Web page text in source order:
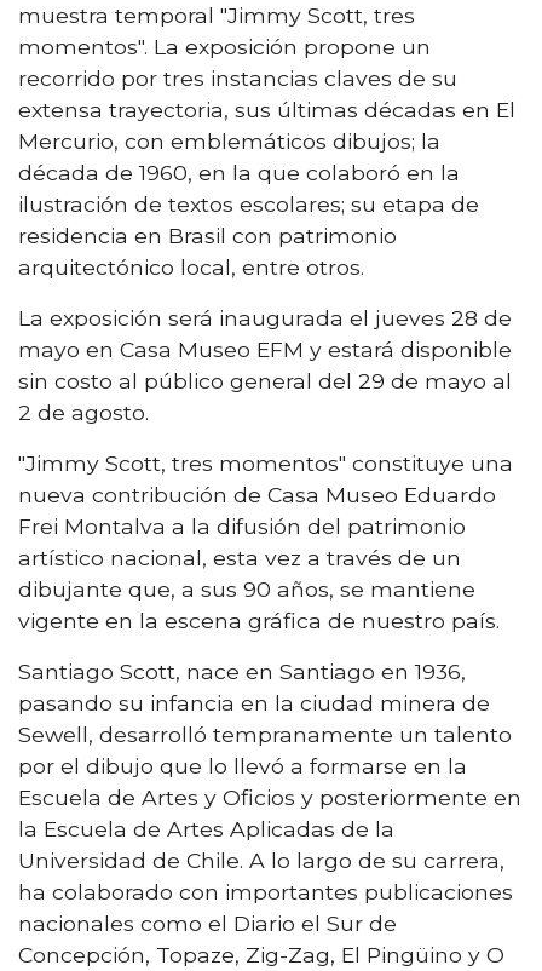
muestra temporal "Jimmy Scott, tres
momentos". La exposición propone un
recorrido por tres instancias claves de su
extensa trayectoria, sus últimas décadas en El
Mercurio, con emblemáticos dibujos; la
década de 1960, en la que colaboró en la
ilustración de textos escolares; su etapa de
residencia en Brasil con patrimonio
arquitectónico local, entre otros.
La exposición será inaugurada el jueves 28 de
mayo en Casa Museo EFM y estará disponible
sin costo al público general del 29 de mayo al
2 de agosto.
"Jimmy Scott, tres momentos" constituye una
nueva contribución de Casa Museo Eduardo
Frei Montalva a la difusión del patrimonio
artístico nacional, esta vez a través de un
dibujante que, a sus 90 años, se mantiene
vigente en la escena gráfica de nuestro país.
Santiago Scott, nace en Santiago en 1936,
pasando su infancia en la ciudad minera de
Sewell, desarrolló tempranamente un talento
por el dibujo que lo llevó a formarse en la
Escuela de Artes y Oficios y posteriormente en
la Escuela de Artes Aplicadas de la
Universidad de Chile. A lo largo de su carrera,
ha colaborado con importantes publicaciones
nacionales como el Diario el Sur de
Concepción, Topaze, Zig-Zag, El Pingüino y O